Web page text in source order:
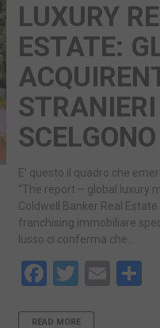
LUXURY
ESTATE:
STRANIERI
E’ questo il quadro che
“The report – global luxury
Coldwell Banker Real
franchising immobiliare
lusso ci conferma che…
Facebook
TwitterEmail
READ MORE